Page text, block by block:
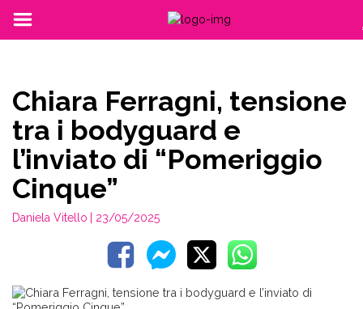
Chiara Ferragni, tensione
tra i bodyguard e
l’inviato di “Pomeriggio
Cinque”
Daniela Vitello | 23/05/2025